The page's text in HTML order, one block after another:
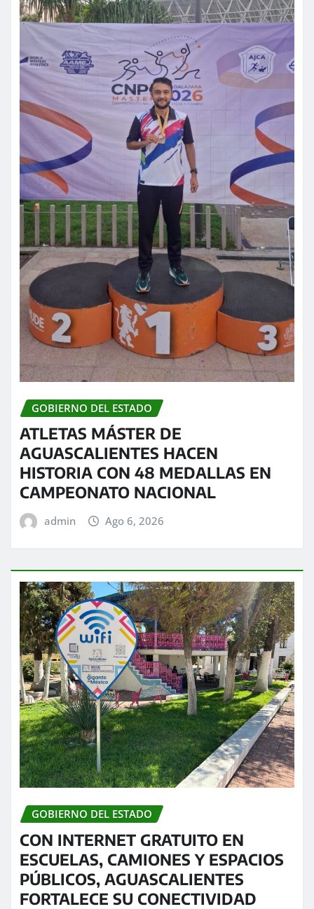
GOBIERNO DEL ESTADO
ATLETAS MÁSTER DE
AGUASCALIENTES HACEN
HISTORIA CON 48 MEDALLAS EN
CAMPEONATO NACIONAL
admin Ago 6, 2026
GOBIERNO DEL ESTADO
CON INTERNET GRATUITO EN
ESCUELAS, CAMIONES Y ESPACIOS
PÚBLICOS, AGUASCALIENTES
FORTALECE SU CONECTIVIDAD